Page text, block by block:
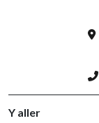
Y aller